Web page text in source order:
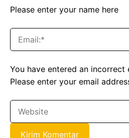
Please enter your name here
You have entered an incorrect
Please enter your email